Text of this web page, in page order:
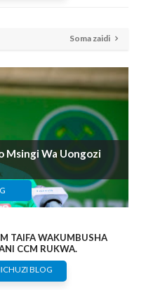
Soma zaidi
Msingi Wa Uongozi
TAIFA WAKUMBUSHA
CCM RUKWA.
BLOG